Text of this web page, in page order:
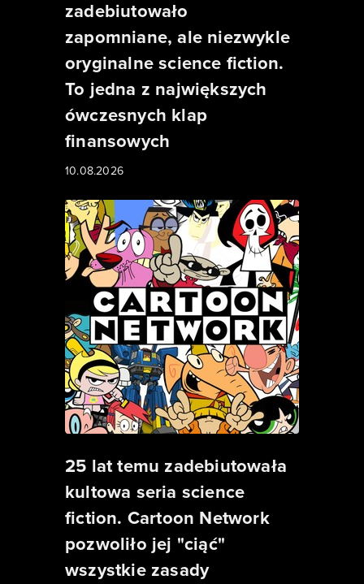
zadebiutowało
zapomniane, ale niezwykle
oryginalne science fiction.
To jedna z największych
ówczesnych klap
finansowych
10.08.2026
25 lat temu zadebiutowała
kultowa seria science
fiction. Cartoon Network
pozwoliło jej "ciąć"
wszystkie zasady